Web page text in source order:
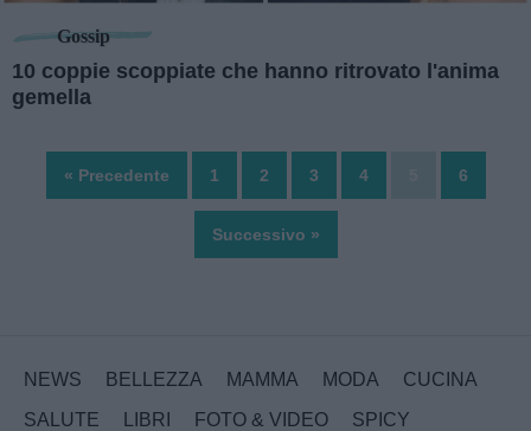
Gossip
10 coppie scoppiate che hanno ritrovato l'anima
gemella
« Precedente 1 2 3 4 6
Successivo »
NEWS BELLEZZA MAMMA MODA
CUCINA
SALUTE
LIBRI FOTO & VIDEO SPICY